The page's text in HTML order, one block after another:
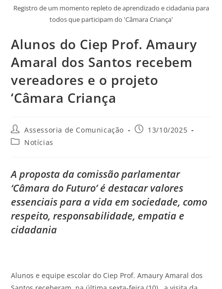
Registro de um momento repleto de aprendizado e cidadania para
todos que participam do 'Câmara Criança'
Alunos do Ciep Prof. Amaury
Amaral dos Santos recebem
vereadores e o projeto
‘Câmara Criança
Assessoria de Comunicação
13/10/2025
Notícias
A proposta da comissão parlamentar
‘Câmara do Futuro’ é destacar valores
essenciais para a vida em sociedade, como
respeito, responsabilidade, empatia e
cidadania
Alunos e equipe escolar do Ciep Prof. Amaury Amaral dos